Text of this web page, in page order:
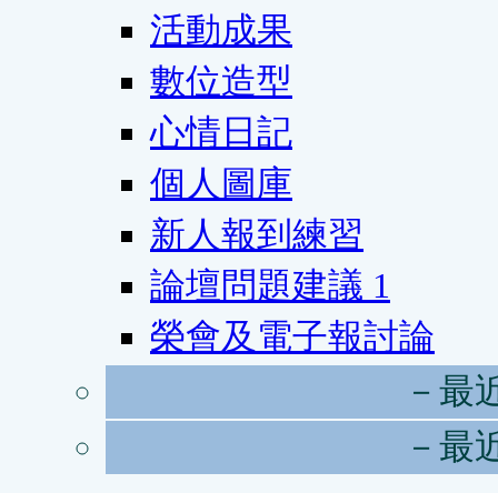
活動成果
數位造型
心情日記
個人圖庫
新人報到練習
論壇問題建議 1
榮會及電子報討論
－最
－最